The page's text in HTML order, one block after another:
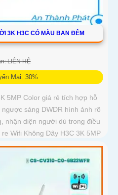
3K H3C CÓ MÀU BAN ĐÊM
LIÊN HỆ
Mại: 30%
5MP Color giá rẻ tích hợp hỗ
sáng DWDR hình ảnh rõ
nhận diện người dù trong điều
Wifi Không Dây H3C 3K 5MP